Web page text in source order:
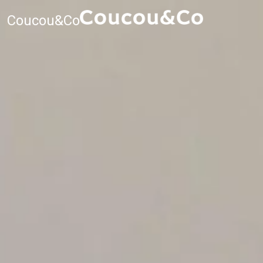
Coucou&Co